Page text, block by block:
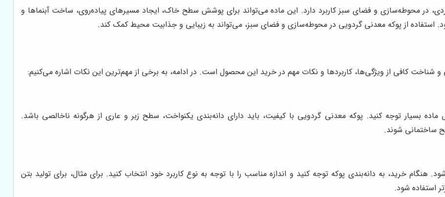
در محوطه‌سازی و فضای سبز کاربرد دارد. این ماده می‌تواند برای پوشش سطح خاک، ایجاد مسیرهای پیاده‌روی، ساخت آبنماها و
از پوکه معدنی گردویی در محوطه‌سازی و فضای سبز، می‌تواند به زیبایی و جذابیت محیط کمک کند.
شناخت کافی از ویژگی‌ها، کاربردها و نکات مهم در خرید این محصول است. در ادامه، به برخی از مهم‌ترین این نکات اشاره می‌کنیم:
بسیار توجه کنید. پوکه معدنی گردویی با کیفیت، باید دارای دانه‌بندی یکنواخت، سطح زبر و عاری از هرگونه ناخالصی باشد.
ساختمانی شوند.
هنگام خرید، به دانه‌بندی پوکه توجه کنید و اندازه مناسب را با توجه به نوع کاربرد خود انتخاب کنید. برای مثال، برای تولید بتن
استفاده شود.